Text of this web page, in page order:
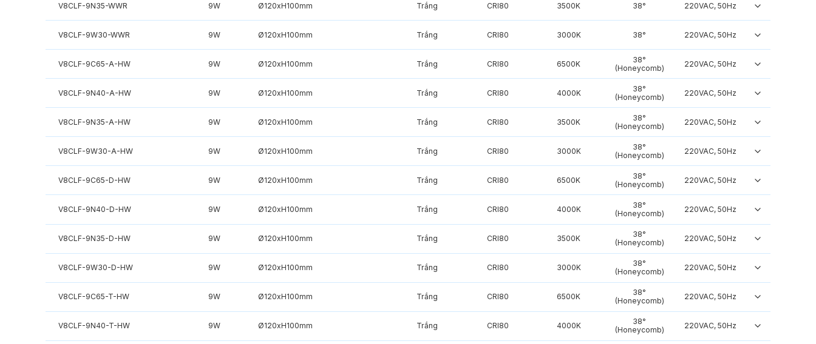
V8CLF-9N35-WWR 9W Ø120xH100mm Trắng CRI80 3500K 38° 220VAC, 50Hz
V8CLF-9W30-WWR 9W Ø120xH100mm Trắng CRI80 3000K 38° 220VAC, 50Hz
V8CLF-9C65-A-HW 9W Ø120xH100mm Trắng CRI80 6500K
38°
(Honeycomb)
220VAC, 50Hz
V8CLF-9N40-A-HW 9W Ø120xH100mm Trắng CRI80 4000K
38°
(Honeycomb)
220VAC, 50Hz
V8CLF-9N35-A-HW 9W Ø120xH100mm Trắng CRI80 3500K
38°
(Honeycomb)
220VAC, 50Hz
V8CLF-9W30-A-HW 9W Ø120xH100mm Trắng CRI80 3000K
38°
(Honeycomb)
220VAC, 50Hz
V8CLF-9C65-D-HW 9W Ø120xH100mm Trắng CRI80 6500K
38°
(Honeycomb)
220VAC, 50Hz
V8CLF-9N40-D-HW 9W Ø120xH100mm Trắng CRI80 4000K
38°
(Honeycomb)
220VAC, 50Hz
V8CLF-9N35-D-HW 9W Ø120xH100mm Trắng CRI80 3500K
38°
(Honeycomb)
220VAC, 50Hz
V8CLF-9W30-D-HW 9W Ø120xH100mm Trắng CRI80 3000K
38°
(Honeycomb)
220VAC, 50Hz
V8CLF-9C65-T-HW 9W Ø120xH100mm Trắng CRI80 6500K
38°
(Honeycomb)
220VAC, 50Hz
V8CLF-9N40-T-HW 9W Ø120xH100mm Trắng CRI80 4000K
38°
(Honeycomb)
220VAC, 50Hz